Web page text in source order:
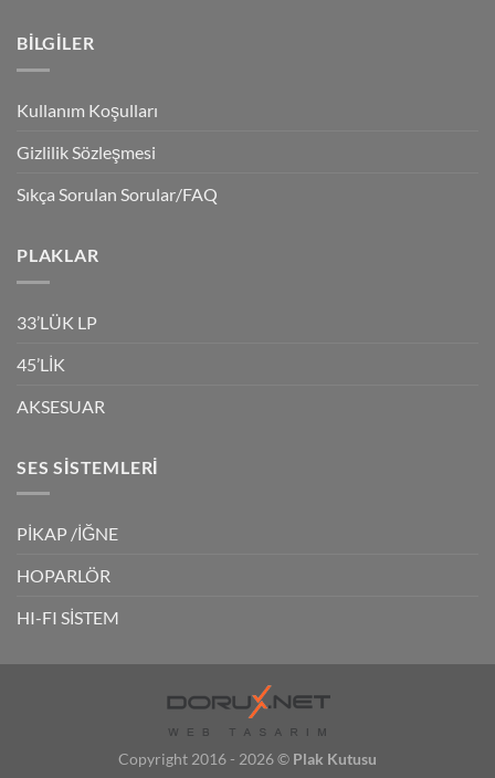
BILGILER
Kullanım Koşulları
Gizlilik Sözleşmesi
Sıkça Sorulan Sorular/FAQ
PLAKLAR
33’LÜK LP
45’LİK
AKSESUAR
SES SISTEMLERI
PİKAP /İĞNE
HOPARLÖR
HI-FI SİSTEM
Copyright 2016 - 2026 © Plak Kutusu